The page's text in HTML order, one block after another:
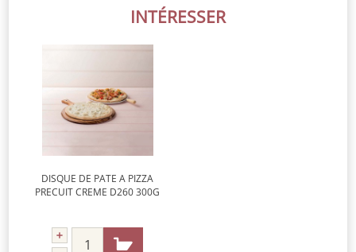
INTÉRESSER
DISQUE DE PATE A PIZZA
PRECUIT CREME D260 300G